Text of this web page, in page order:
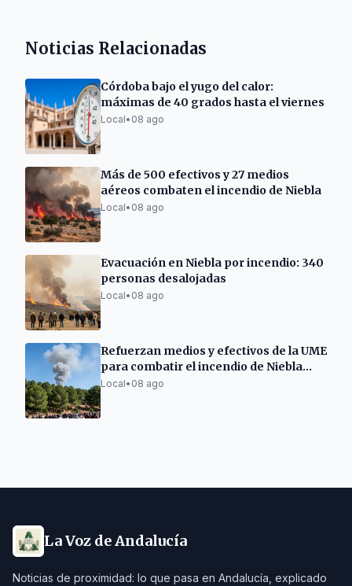
Noticias Relacionadas
Córdoba bajo el yugo del calor:
máximas de 40 grados hasta el viernes
Local• 08 ago
Más de 500 efectivos y 27 medios
aéreos combaten el incendio de Niebla
Local• 08 ago
Evacuación en Niebla por incendio: 340
personas desalojadas
Local• 08 ago
Refuerzan medios y efectivos de la UME
para combatir el incendio de Niebla
(Huelva)
Local• 08 ago
La Voz de Andalucía
Noticias de proximidad: lo que pasa en Andalucía, explicado